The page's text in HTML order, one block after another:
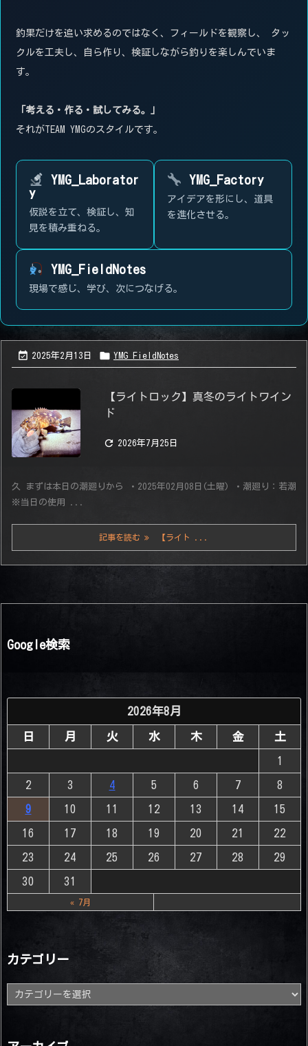
釣果だけを追い求めるのではなく、フィールドを観察し、 タッ
クルを工夫し、自ら作り、検証しながら釣りを楽しんでいま
す。
「考える・作る・試してみる。」
それがTEAM YMGのスタイルです。
YMG_Laborator
y
仮説を立て、検証し、知
見を積み重ねる。
YMG_Factory
アイデアを形にし、道具
を進化させる。
YMG_FieldNotes
現場で感じ、学び、次につなげる。
 2025年2月13日  YMG_FieldNotes
【ライトロック】真冬のライトワイン
ド
 2026年7月25日
久 まずは本日の潮廻りから ・2025年02月08日(土曜) ・潮廻り：若潮
※当日の使用 ...
記事を読む 【ライト ...
Google検索
2026年8月
日 月 火 水 木 金 土
1
2 3 4 5 6 7 8
9 10 11 12 13 14 15
16 17 18 19 20 21 22
23 24 25 26 27 28 29
30 31
« 7月
カテゴリー
テ
ゴ